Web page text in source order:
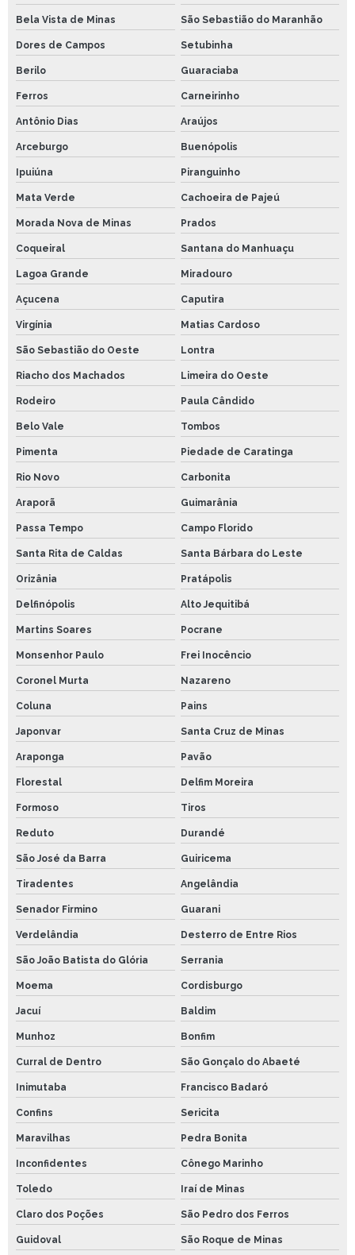
Bela Vista de Minas São Sebastião do Maranhão
Dores de Campos Setubinha
Berilo Guaraciaba
Ferros Carneirinho
Antônio Dias Araújos
Arceburgo Buenópolis
Ipuiúna Piranguinho
Mata Verde Cachoeira de Pajeú
Morada Nova de Minas Prados
Coqueiral Santana do Manhuaçu
Lagoa Grande Miradouro
Açucena Caputira
Virgínia Matias Cardoso
São Sebastião do Oeste Lontra
Riacho dos Machados Limeira do Oeste
Rodeiro Paula Cândido
Belo Vale Tombos
Pimenta Piedade de Caratinga
Rio Novo Carbonita
Araporã Guimarânia
Passa Tempo Campo Florido
Santa Rita de Caldas Santa Bárbara do Leste
Orizânia Pratápolis
Delfinópolis Alto Jequitibá
Martins Soares Pocrane
Monsenhor Paulo Frei Inocêncio
Coronel Murta Nazareno
Coluna Pains
Japonvar Santa Cruz de Minas
Araponga Pavão
Florestal Delfim Moreira
Formoso Tiros
Reduto Durandé
São José da Barra Guiricema
Tiradentes Angelândia
Senador Firmino Guarani
Verdelândia Desterro de Entre Rios
São João Batista do Glória Serrania
Moema Cordisburgo
Jacuí Baldim
Munhoz Bonfim
Curral de Dentro São Gonçalo do Abaeté
Inimutaba Francisco Badaró
Confins Sericita
Maravilhas Pedra Bonita
Inconfidentes Cônego Marinho
Toledo Iraí de Minas
Claro dos Poções São Pedro dos Ferros
Guidoval São Roque de Minas